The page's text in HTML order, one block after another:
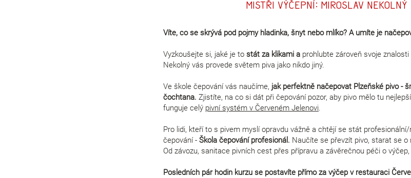
Mistři výčepní: Miroslav Nekolný
Víte, co se skrývá pod pojmy hladinka, šnyt nebo mlíko? A umíte je
Vyzkoušejte si, jaké je to stát za klikami a prohlubte zároveň svoje znalosti
Nekolný vás provede světem piva jako nikdo jiný.
Ve škole čepování vás naučíme, jak perfektně načepovat Plzeňské pivo -
čochtana. Zjistíte, na co si dát při čepování pozor, aby pivo mělo tu
funguje celý pivní systém v Červeném Jelenovi.
Pro lidi, kteří to s pivem myslí opravdu vážně a chtějí se stát
čepování - Škola čepování profesionál. Naučíte se převzít pivo, starat se o
Od závozu, sanitace pivních cest přes přípravu a závěrečnou péči o
Posledních pár hodin kurzu se postavíte přímo za výčep v restauraci